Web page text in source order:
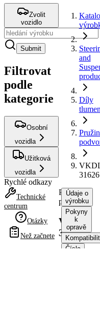
Zvolit
vozidlo
Submit
Filtrovat
podle
kategorie
Osobní
vozidla
Užitková
vozidla
Rychlé odkazy
Technické
centrum
Otázky
Než začnete
and
Díly
31626
Pružina
podvozku
VKDL
31626
Údaje o
výrobku
Pokyny
k
opravě
Čísla